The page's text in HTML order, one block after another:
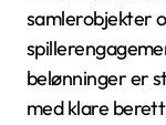
samlerobjekter
belønninger er
med klare